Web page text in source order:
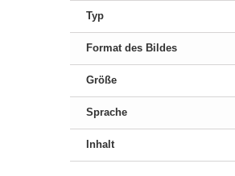
Typ
Format des Bildes
Größe
Sprache
Inhalt